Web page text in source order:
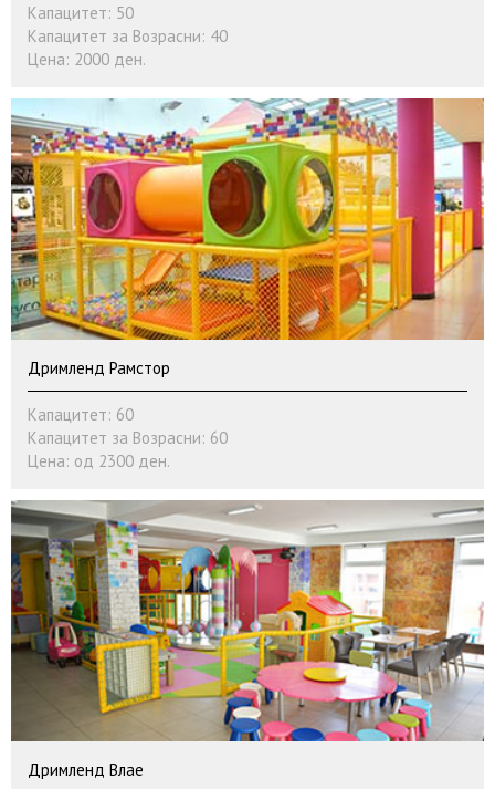
Капацитет: 50
Капацитет за Возрасни: 40
Цена: 2000 ден.
Дримленд Рамстор
Капацитет: 60
Капацитет за Возрасни: 60
Цена: од 2300 ден.
Дримленд Влае